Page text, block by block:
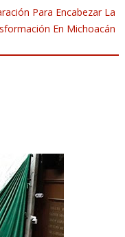
Para Encabezar La
En Michoacán